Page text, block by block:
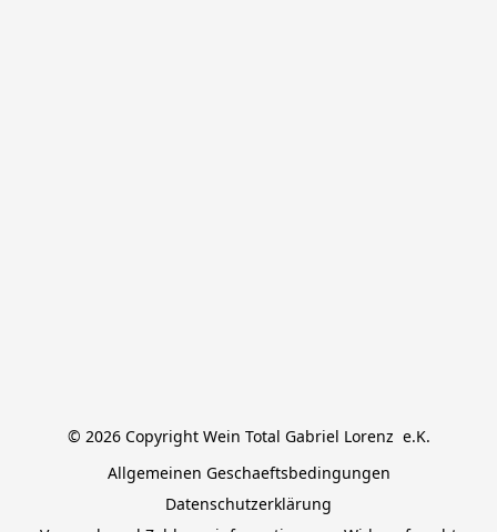
© 2026 Copyright Wein Total Gabriel Lorenz  e.K.
Allgemeinen Geschaeftsbedingungen
Datenschutzerklärung